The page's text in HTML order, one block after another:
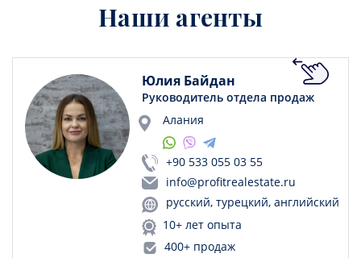
Наши агенты
Юлия Байдан
Руководитель отдела продаж
Алания
+90 533 055 03 55
info@profitrealestate.ru
русский, турецкий, английский
10+ лет опыта
400+ продаж